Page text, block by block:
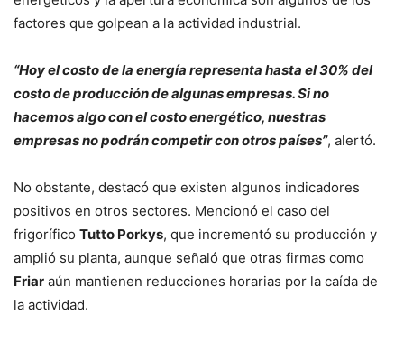
factores que golpean a la actividad industrial.
“Hoy el costo de la energía representa hasta el 30% del
costo de producción de algunas empresas. Si no
hacemos algo con el costo energético, nuestras
empresas no podrán competir con otros países”, alertó.
No obstante, destacó que existen algunos indicadores
positivos en otros sectores. Mencionó el caso del
frigorífico Tutto Porkys, que incrementó su producción y
amplió su planta, aunque señaló que otras firmas como
Friar aún mantienen reducciones horarias por la caída de
la actividad.